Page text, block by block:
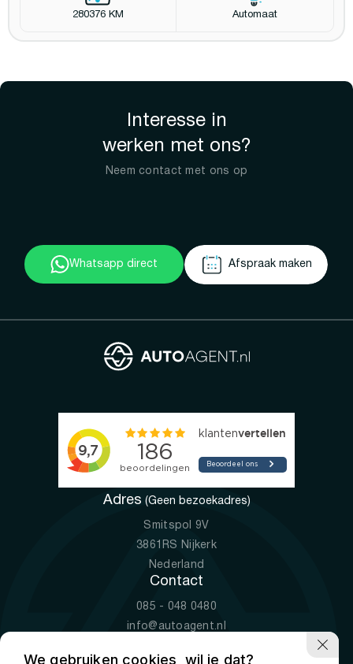
280376 KM Automaat
Interesse in
werken met ons?
Neem contact met ons op
Whatsapp direct Afspraak maken
Adres (Geen bezoekadres)
Smitspol 9V
3861RS Nijkerk
Nederland
Contact
085 - 048 0480
info@autoagent.nl
We gebruiken cookies, wil je dat?